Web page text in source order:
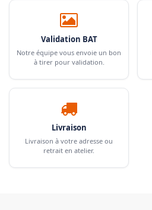
Validation BAT
Notre équipe vous envoie un bon
à tirer pour validation.
Livraison
Livraison à votre adresse ou
retrait en atelier.